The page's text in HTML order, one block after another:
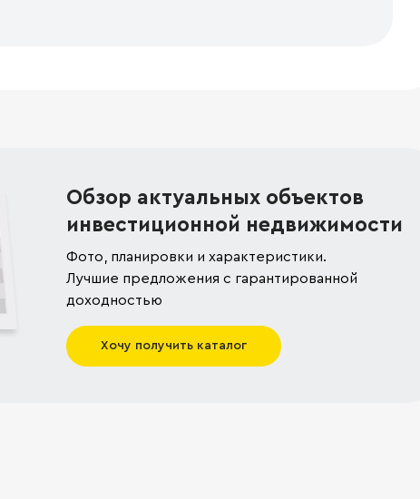
Обзор актуальных объектов
инвестиционной недвижимости
Фото, планировки и характеристики.
Лучшие предложения с гарантированной
доходностью
Хочу получить каталог